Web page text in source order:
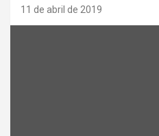
11 de abril de 2019